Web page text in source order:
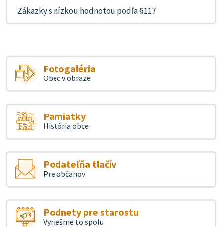
Zákazky s nízkou hodnotou podľa §117
Fotogaléria
Obec v obraze
Pamiatky
História obce
Podateľňa tlačív
Pre občanov
Podnety pre starostu
Vyriešme to spolu